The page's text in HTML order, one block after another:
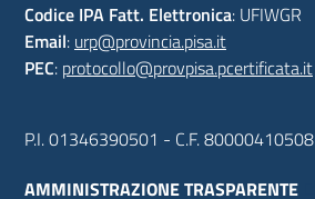
Codice IPA Fatt. Elettronica: UFIWGR
Email: urp@provincia.pisa.it
PEC: protocollo@provpisa.pcertificata.it
P.I. 01346390501 - C.F. 80000410508
AMMINISTRAZIONE TRASPARENTE